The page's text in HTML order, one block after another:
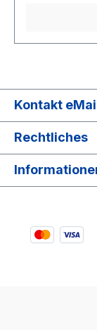
als L-
befestigen
Nutzung
über eine 1/
Arca Swiss
Handgriff
PATONA
ohne
Kontakt
Rechtliches